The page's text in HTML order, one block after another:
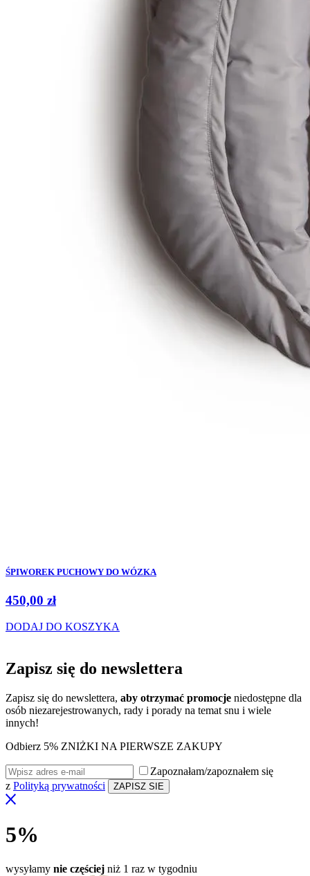
ŚPIWOREK PUCHOWY DO WÓZKA
450,00 zł
DODAJ DO KOSZYKA
Zapisz się do newslettera
Zapisz się do newslettera, aby otrzymać promocje niedostępne dla
osób niezarejestrowanych, rady i porady na temat snu i wiele
innych!
Odbierz 5% ZNIŻKI NA PIERWSZE ZAKUPY
Zapoznałam/zapoznałem się
z Polityką prywatności
5%
wysyłamy nie częściej niż 1 raz w tygodniu